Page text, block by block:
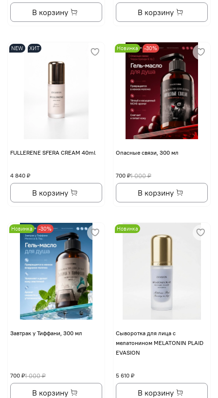
В корзину В корзину
NEW ХИТ
FULLERENE SFERA CREAM 40ml
4 840 ₽
В корзину
Новинка -30%
Опасные связи, 300 мл
1 000 ₽
700 ₽
В корзину
Новинка -30%
Завтрак у Тиффани, 300 мл
1 000 ₽
700 ₽
В корзину
Новинка
Сыворотка для лица с
мелатонином MELATONIN PLAID
EVASION
5 610 ₽
В корзину